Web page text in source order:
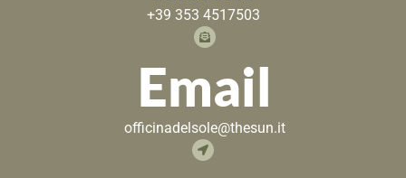
+39 353 4517503
Email
officinadelsole@thesun.it